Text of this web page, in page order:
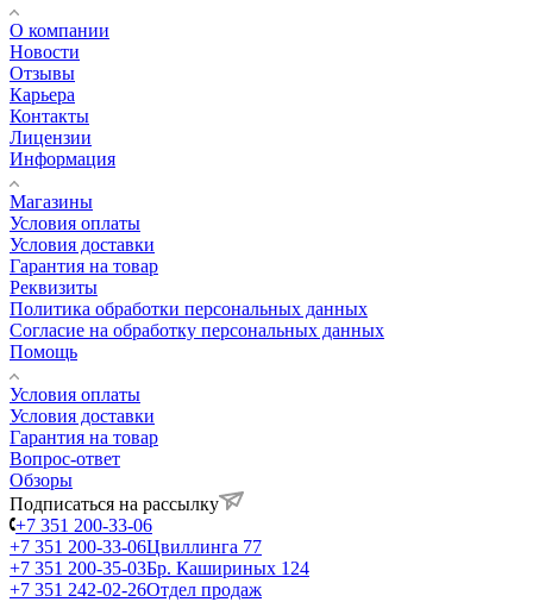
О компании
Новости
Отзывы
Карьера
Контакты
Лицензии
Информация
Магазины
Условия оплаты
Условия доставки
Гарантия на товар
Реквизиты
Политика обработки персональных данных
Согласие на обработку персональных данных
Помощь
Условия оплаты
Условия доставки
Гарантия на товар
Вопрос-ответ
Обзоры
Подписаться на рассылку
+7 351 200-33-06
+7 351 200-33-06Цвиллинга 77
+7 351 200-35-03Бр. Кашириных 124
+7 351 242-02-26Отдел продаж